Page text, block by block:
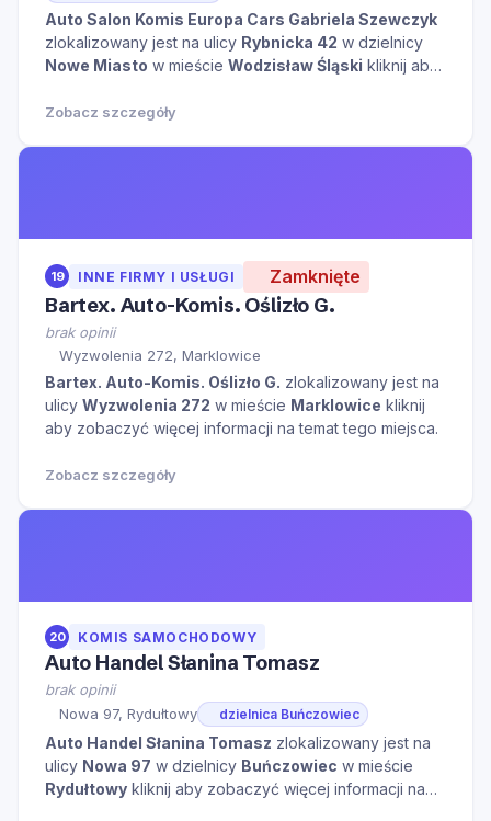
Auto Salon Komis Europa Cars Gabriela Szewczyk
zlokalizowany jest na ulicy Rybnicka 42 w dzielnicy
Nowe Miasto w mieście Wodzisław Śląski kliknij aby
Zobacz szczegóły
19 INNE FIRMY I USŁUGI Zamknięte
Bartex. Auto-Komis. Oślizło G.
brak opinii
Wyzwolenia 272, Marklowice
Bartex. Auto-Komis. Oślizło G. zlokalizowany jest na
ulicy Wyzwolenia 272 w mieście Marklowice kliknij
aby zobaczyć więcej informacji na temat tego miejsca.
Zobacz szczegóły
20 KOMIS SAMOCHODOWY
Auto Handel Słanina Tomasz
brak opinii
Nowa 97, Rydułtowy
dzielnica Buńczowiec
Auto Handel Słanina Tomasz zlokalizowany jest na
ulicy Nowa 97 w dzielnicy Buńczowiec w mieście
Rydułtowy kliknij aby zobaczyć więcej informacji na